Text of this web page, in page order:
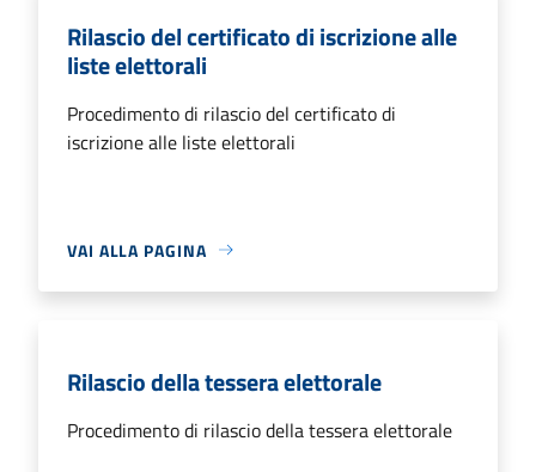
Rilascio del certificato di iscrizione alle
liste elettorali
Procedimento di rilascio del certificato di
iscrizione alle liste elettorali
VAI ALLA PAGINA
Rilascio della tessera elettorale
Procedimento di rilascio della tessera elettorale